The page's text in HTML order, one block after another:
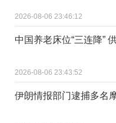
2026-08-06 23:46:12
中国养老床位“三连降”
2026-08-06 23:43:52
伊朗情报部门逮捕多名